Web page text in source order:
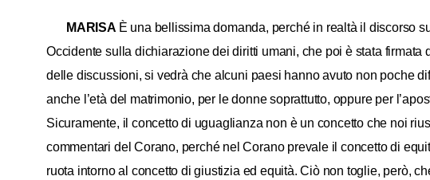
MARISA È una bellissima domanda, perché in realtà il discorso
Occidente sulla dichiarazione dei diritti umani, che poi è stata
delle discussioni, si vedrà che alcuni paesi hanno avuto non poche
anche l’età del matrimonio, per le donne soprattutto, oppure per
Sicuramente, il concetto di uguaglianza non è un concetto che noi
commentari del Corano, perché nel Corano prevale il concetto di
ruota intorno al concetto di giustizia ed equità. Ciò non toglie, però,